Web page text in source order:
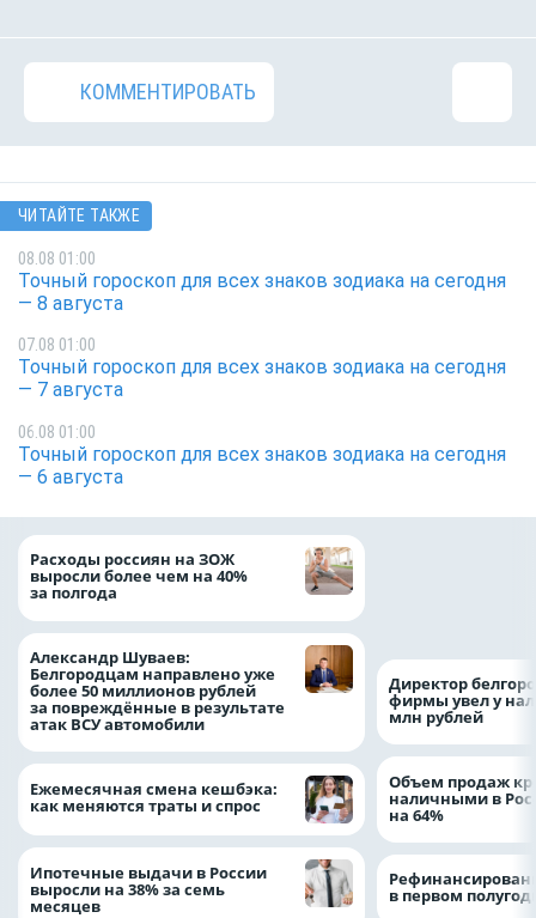
КОММЕНТИРОВАТЬ
ЧИТАЙТЕ ТАКЖЕ
08.08 01:00
Точный гороскоп для всех знаков зодиака на сегодня
— 8 августа
07.08 01:00
Точный гороскоп для всех знаков зодиака на сегодня
— 7 августа
06.08 01:00
Точный гороскоп для всех знаков зодиака на сегодня
— 6 августа
Расходы россиян на ЗОЖ
выросли более чем на 40%
за полгода
Александр Шуваев:
Белгородцам направлено уже
более 50 миллионов рублей
за повреждённые в результате
атак ВСУ автомобили
Ежемесячная смена кешбэка:
как меняются траты и спрос
Ипотечные выдачи в России
выросли на 38% за семь
месяцев
Директор
фирмы увел у
млн рублей
Объем продаж
наличными в
на 64%
в первом